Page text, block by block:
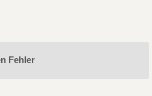
Fehler